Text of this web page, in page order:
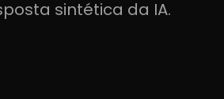
sintética da IA.